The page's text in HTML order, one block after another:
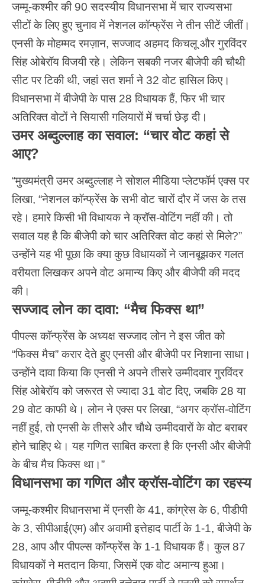
जम्मू-कश्मीर की 90 सदस्यीय विधानसभा में चार राज्यसभा
सीटों के लिए हुए चुनाव में नेशनल कॉन्फ्रेंस ने तीन सीटें जीतीं।
एनसी के मोहम्मद रमज़ान, सज्जाद अहमद किचलू और गुरविंदर
सिंह ओबेरॉय विजयी रहे। लेकिन सबकी नजर बीजेपी की चौथी
सीट पर टिकी थी, जहां सत शर्मा ने 32 वोट हासिल किए।
विधानसभा में बीजेपी के पास 28 विधायक हैं, फिर भी चार
अतिरिक्त वोटों ने सियासी गलियारों में चर्चा छेड़ दी।
उमर अब्दुल्लाह का सवाल: “चार वोट कहां से
आए?
“मुख्यमंत्री उमर अब्दुल्लाह ने सोशल मीडिया प्लेटफॉर्म एक्स पर
लिखा, “नेशनल कॉन्फ्रेंस के सभी वोट चारों दौर में जस के तस
रहे। हमारे किसी भी विधायक ने क्रॉस-वोटिंग नहीं की। तो
सवाल यह है कि बीजेपी को चार अतिरिक्त वोट कहां से मिले?”
उन्होंने यह भी पूछा कि क्या कुछ विधायकों ने जानबूझकर गलत
वरीयता लिखकर अपने वोट अमान्य किए और बीजेपी की मदद
की।
सज्जाद लोन का दावा: “मैच फिक्स था”
पीपल्स कॉन्फ्रेंस के अध्यक्ष सज्जाद लोन ने इस जीत को
“फिक्स मैच” करार देते हुए एनसी और बीजेपी पर निशाना साधा।
उन्होंने दावा किया कि एनसी ने अपने तीसरे उम्मीदवार गुरविंदर
सिंह ओबेरॉय को जरूरत से ज्यादा 31 वोट दिए, जबकि 28 या
29 वोट काफी थे। लोन ने एक्स पर लिखा, “अगर क्रॉस-वोटिंग
नहीं हुई, तो एनसी के तीसरे और चौथे उम्मीदवारों के वोट बराबर
होने चाहिए थे। यह गणित साबित करता है कि एनसी और बीजेपी
के बीच मैच फिक्स था।”
विधानसभा का गणित और क्रॉस-वोटिंग का रहस्य
जम्मू-कश्मीर विधानसभा में एनसी के 41, कांग्रेस के 6, पीडीपी
के 3, सीपीआई(एम) और अवामी इत्तेहाद पार्टी के 1-1, बीजेपी के
28, आप और पीपल्स कॉन्फ्रेंस के 1-1 विधायक हैं। कुल 87
विधायकों ने मतदान किया, जिसमें एक वोट अमान्य हुआ।